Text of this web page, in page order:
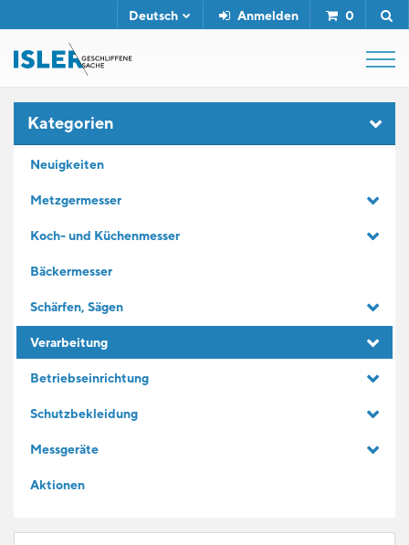
Anmelden 0
Deutsch
SERVICE
Kategorien
Neuigkeiten
Metzgermesser
Koch- und Küchenmesser
Bäckermesser
Schärfen, Sägen
Verarbeitung
Betriebseinrichtung
Schutzbekleidung
Messgeräte
Aktionen